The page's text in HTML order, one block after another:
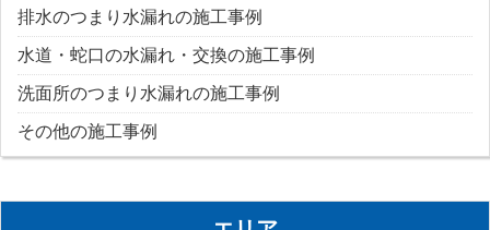
排水のつまり水漏れの施工事例
水道・蛇口の水漏れ・交換の施工事例
洗面所のつまり水漏れの施工事例
その他の施工事例